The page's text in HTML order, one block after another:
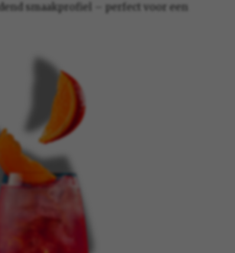
smaakprofiel – perfect voor een